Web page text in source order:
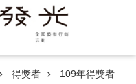
得獎者 109年得獎者